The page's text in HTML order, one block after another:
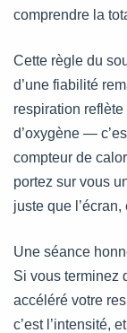
comprendre la
Cette règle du
d’une fiabilité
respiration
d’oxygène —
compteur de
portez sur vous
juste que
Une séance
Si vous terminez
accéléré votre
c’est l’intensité,